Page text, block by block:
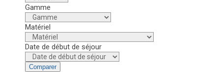
Gamme
Matériel
Date de début de séjour
Comparer